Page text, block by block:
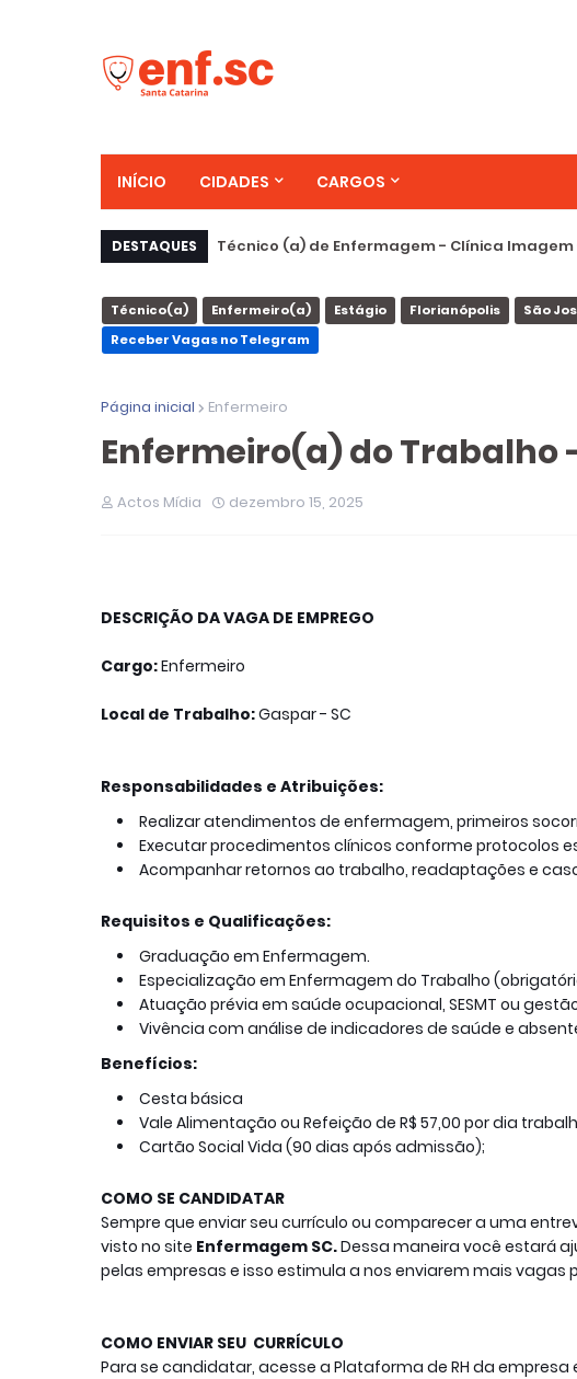
INÍCIO CIDADES CARGOS
DESTAQUES Técnico (a) de Enfermagem - Clínica Imagem
Técnico(a) Enfermeiro(a) Estágio Florianópolis São
Receber Vagas no Telegram
Página inicial Enfermeiro
Enfermeiro(a) do Trabalho
Actos Mídia dezembro 15, 2025
DESCRIÇÃO DA VAGA DE EMPREGO
Cargo:Enfermeiro
Local de Trabalho:Gaspar - SC
Responsabilidades e Atribuições:
Realizar atendimentos de enfermagem, primeiros
Executar procedimentos clínicos conforme protocolos
Acompanhar retornos ao trabalho, readaptações e
Requisitos e Qualificações:
Graduação em Enfermagem.
Especialização em Enfermagem do Trabalho
Atuação prévia em saúde ocupacional, SESMT ou
Vivência com análise de indicadores de saúde e
Benefícios:
Cesta básica
Vale Alimentação ou Refeição de R$ 57,00 por dia
Cartão Social Vida (90 dias após admissão);
COMO SE CANDIDATAR
Sempre que enviar seu currículo ou comparecer a uma
visto no site Enfermagem SC.Dessa maneira você estará
pelas empresas e isso estimula a nos enviarem mais vagas
Para se candidatar, acesse a Plataforma de RH da